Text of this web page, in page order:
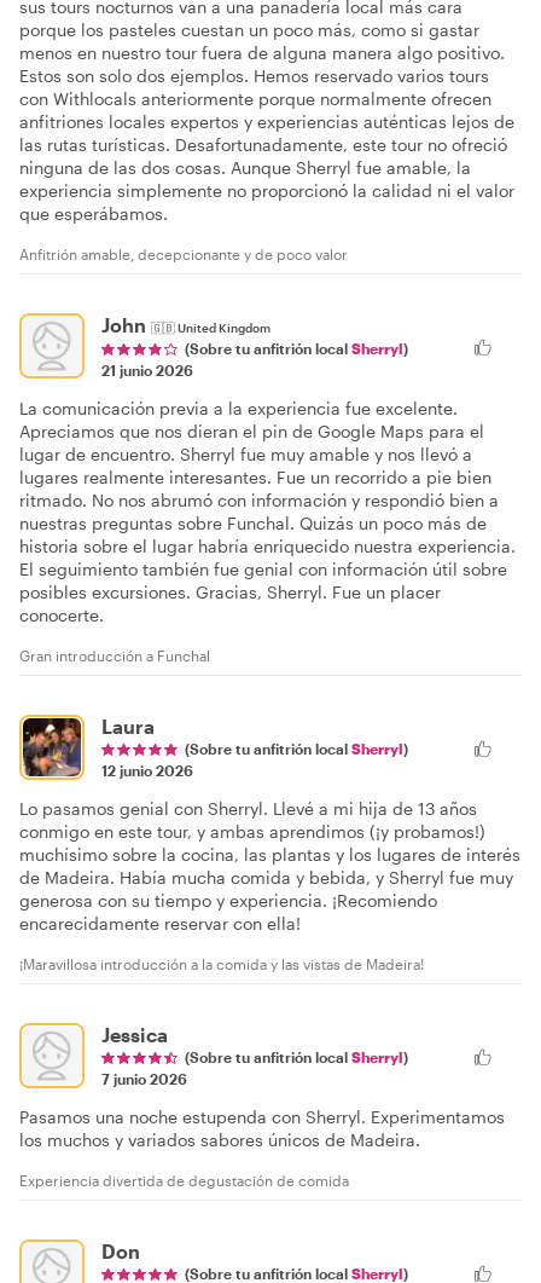
sus tours nocturnos van a una panadería local más cara
porque los pasteles cuestan un poco más, como si gastar
menos en nuestro tour fuera de alguna manera algo positivo.
Estos son solo dos ejemplos. Hemos reservado varios tours
con Withlocals anteriormente porque normalmente ofrecen
anfitriones locales expertos y experiencias auténticas lejos de
las rutas turísticas. Desafortunadamente, este tour no ofreció
ninguna de las dos cosas. Aunque Sherryl fue amable, la
experiencia simplemente no proporcionó la calidad ni el valor
que esperábamos.
Anfitrión amable, decepcionante y de poco valor
John 🇬🇧United Kingdom
(Sobre tu anfitrión local Sherryl)
21 junio 2026
La comunicación previa a la experiencia fue excelente.
Apreciamos que nos dieran el pin de Google Maps para el
lugar de encuentro. Sherryl fue muy amable y nos llevó a
lugares realmente interesantes. Fue un recorrido a pie bien
ritmado. No nos abrumó con información y respondió bien a
nuestras preguntas sobre Funchal. Quizás un poco más de
historia sobre el lugar habría enriquecido nuestra experiencia.
El seguimiento también fue genial con información útil sobre
posibles excursiones. Gracias, Sherryl. Fue un placer
conocerte.
Gran introducción a Funchal
Laura
(Sobre tu anfitrión local Sherryl)
12 junio 2026
Lo pasamos genial con Sherryl. Llevé a mi hija de 13 años
conmigo en este tour, y ambas aprendimos (¡y probamos!)
muchísimo sobre la cocina, las plantas y los lugares de interés
de Madeira. Había mucha comida y bebida, y Sherryl fue muy
generosa con su tiempo y experiencia. ¡Recomiendo
encarecidamente reservar con ella!
¡Maravillosa introducción a la comida y las vistas de Madeira!
Jessica
(Sobre tu anfitrión local Sherryl)
7 junio 2026
Pasamos una noche estupenda con Sherryl. Experimentamos
los muchos y variados sabores únicos de Madeira.
Experiencia divertida de degustación de comida
Don
(Sobre tu anfitrión local Sherryl)